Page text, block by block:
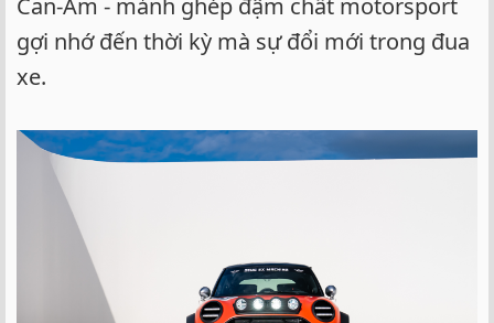
gợi nhớ đến thời kỳ mà sự đổi mới trong đua
xe.